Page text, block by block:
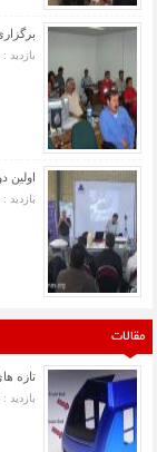
بازدید : - بار
اولین
بازدید : - بار
مقالات
تازه
بازدید : - بار